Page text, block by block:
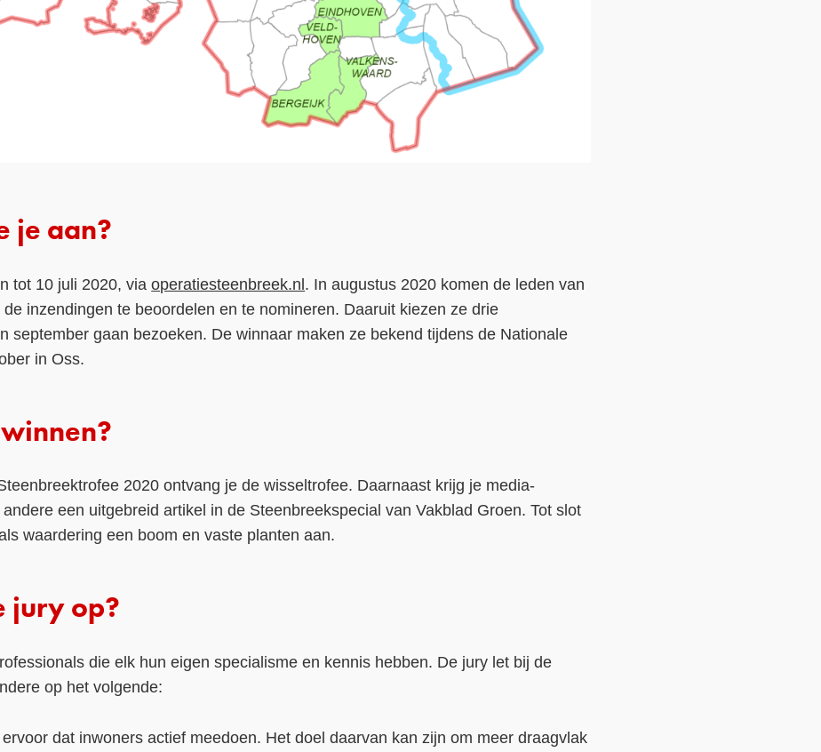
je aan?
tot 10 juli 2020, viaoperatiesteenbreek.nl. In augustus 2020 komen de leden van
inzendingen te beoordelen en te nomineren. Daaruit kiezen ze drie
september gaan bezoeken. De winnaar maken ze bekend tijdens de Nationale
in Oss.
2020 ontvang je de wisseltrofee. Daarnaast krijg je media-
een uitgebreid artikel in de Steenbreekspecial van Vakblad Groen. Tot slot
waardering een boom en vaste planten aan.
jury op?
die elk hun eigen specialisme en kennis hebben. De jury let bij de
op het volgende:
dat inwoners actief meedoen. Het doel daarvan kan zijn om meer draagvlak